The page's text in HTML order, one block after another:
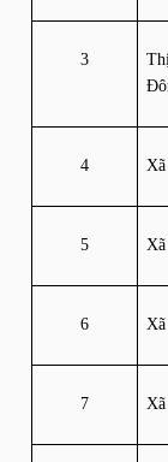
3
4
5
6
7